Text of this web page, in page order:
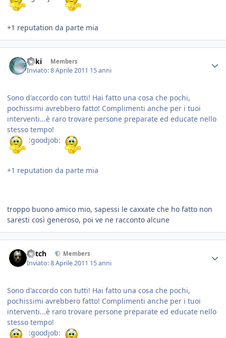
+1 reputation da parte mia
Enki Members
Inviato:8 Aprile 2011 15 anni
Sono d'accordo con tutti! Hai fatto una cosa che pochi,
pochissimi avrebbero fatto! Complimenti anche per i tuoi
interventi...è raro trovare persone preparate ed educate nello
stesso tempo!
:goodjob:
+1 reputation da parte mia
troppo buono amico mio, sapessi le caxxate che ho fatto non
saresti così generoso, poi ve ne racconto alcune
Mitch Members
Inviato:8 Aprile 2011 15 anni
Sono d'accordo con tutti! Hai fatto una cosa che pochi,
pochissimi avrebbero fatto! Complimenti anche per i tuoi
interventi...è raro trovare persone preparate ed educate nello
stesso tempo!
:goodjob: